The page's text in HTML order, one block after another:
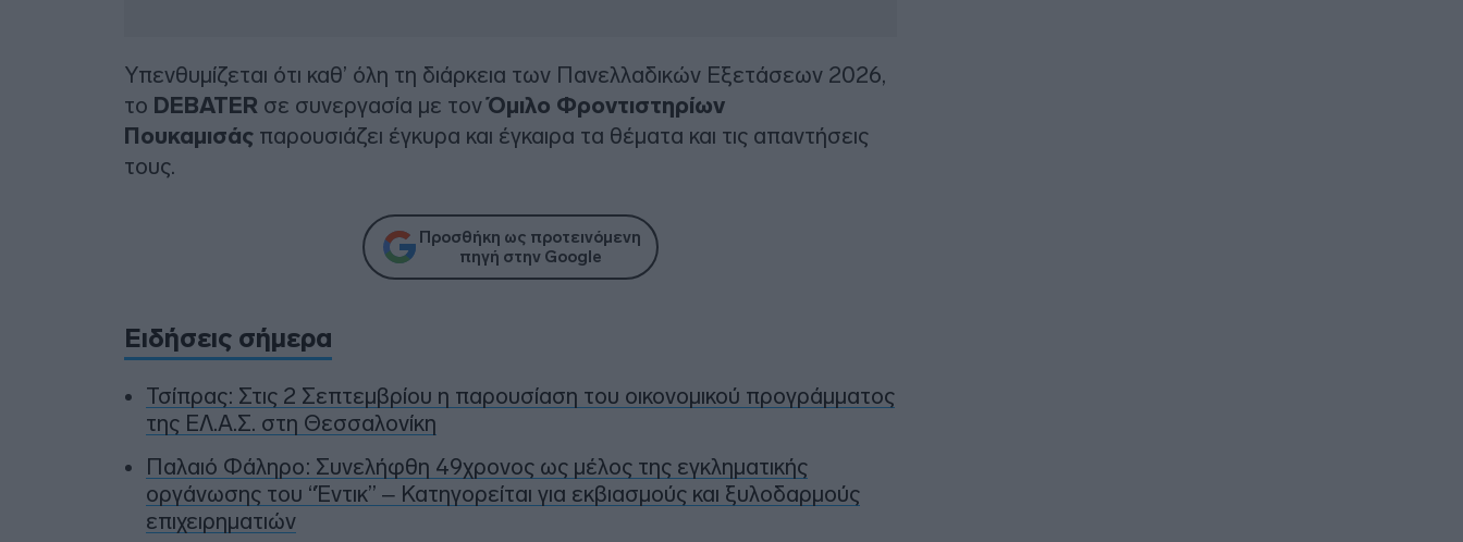
Υπενθυμίζεται ότι καθ’ όλη τη διάρκεια των Πανελλαδικών Εξετάσεων 2026,
το DEBATER σε συνεργασία με τονΌμιλο Φροντιστηρίων
Πουκαμισάς παρουσιάζει έγκυρα και έγκαιρα τα θέματα και τις απαντήσεις
τους.
Προσθήκη ως προτεινόμενη
πηγή στην Google
Ειδήσεις σήμερα
Τσίπρας: Στις 2 Σεπτεμβρίου η παρουσίαση του οικονομικού προγράμματος
της ΕΛ.Α.Σ. στη Θεσσαλονίκη
Παλαιό Φάληρο: Συνελήφθη 49χρονος ως μέλος της εγκληματικής
οργάνωσης του “Έντικ” – Κατηγορείται για εκβιασμούς και ξυλοδαρμούς
επιχειρηματιών